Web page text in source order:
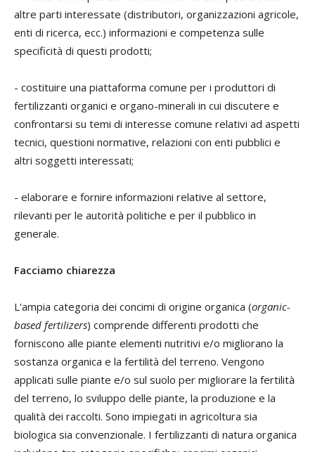
altre parti interessate (distributori, organizzazioni agricole,
enti di ricerca, ecc.) informazioni e competenza sulle
specificità di questi prodotti;
- costituire una piattaforma comune per i produttori di
fertilizzanti organici e organo-minerali in cui discutere e
confrontarsi su temi di interesse comune relativi ad aspetti
tecnici, questioni normative, relazioni con enti pubblici e
altri soggetti interessati;
- elaborare e fornire informazioni relative al settore,
rilevanti per le autorità politiche e per il pubblico in
generale.
Facciamo chiarezza
L'ampia categoria dei concimi di origine organica (organic-
based fertilizers) comprende differenti prodotti che
forniscono alle piante elementi nutritivi e/o migliorano la
sostanza organica e la fertilità del terreno. Vengono
applicati sulle piante e/o sul suolo per migliorare la fertilità
del terreno, lo sviluppo delle piante, la produzione e la
qualità dei raccolti. Sono impiegati in agricoltura sia
biologica sia convenzionale. I fertilizzanti di natura organica